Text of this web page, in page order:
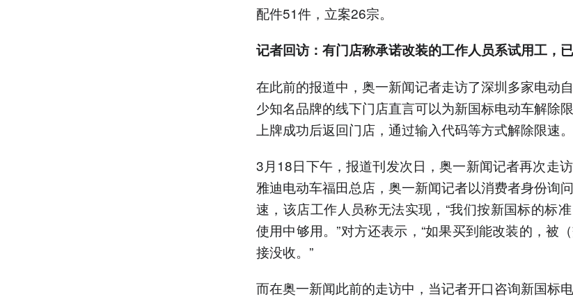
配件51件，立案26宗。
记者回访：有门店称承诺改装的工作人员系试用工，
在此前的报道中，奥一新闻记者走访了深圳多家电动
少知名品牌的线下门店直言可以为新国标电动车解除限
上牌成功后返回门店，通过输入代码等方式解除限速。
3月18日下午，报道刊发次日，奥一新闻记者再次走
雅迪电动车福田总店，奥一新闻记者以消费者身份询
速，该店工作人员称无法实现，“我们按新国标的标
使用中够用。”对方还表示，“如果买到能改装的，被
接没收。”
而在奥一新闻此前的走访中，当记者开口咨询新国标